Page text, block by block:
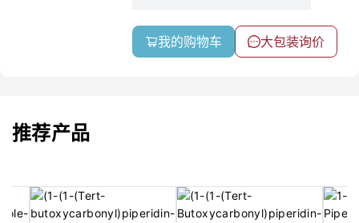
我的购物车 大包装询价
推荐产品